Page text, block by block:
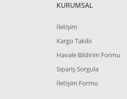
KURUMSAL
İletişim
Kargo Takibi
Havale Bildirim Formu
Sipariş Sorgula
İletişim Formu